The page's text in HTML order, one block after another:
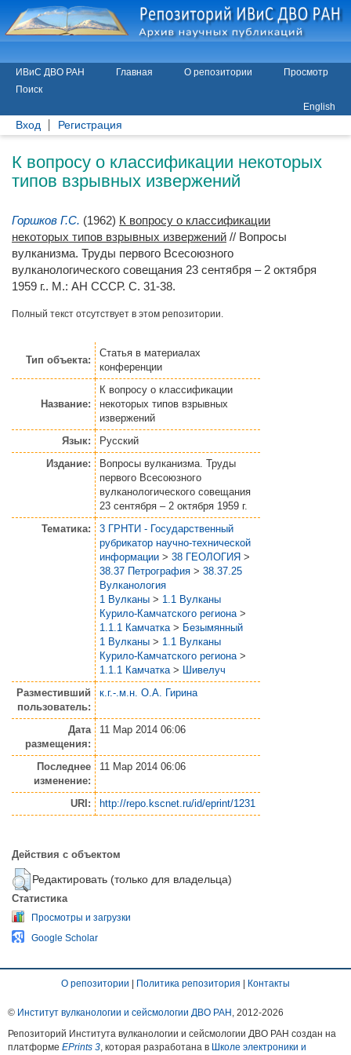
ИВиС ДВО РАН Главная О репозитории
Просмотр
Поиск
English
Вход Регистрация
К вопросу о классификации некоторых
типов взрывных извержений
Горшков Г.С. (1962) К вопросу о классификации
некоторых типов взрывных извержений // Вопросы
вулканизма. Труды первого Всесоюзного
вулканологического совещания 23 сентября – 2 октября
1959 г.. М.: АН СССР. С. 31-38.
Полный текст отсутствует в этом репозитории.
Тип объекта:
Статья в материалах
конференции
Название:
К вопросу о классификации
некоторых типов взрывных
извержений
Язык:
Русский
Издание:
Вопросы вулканизма. Труды
первого Всесоюзного
вулканологического совещания
23 сентября – 2 октября 1959 г.
Тематика:
3 ГРНТИ - Государственный
рубрикатор научно-технической
информации > 38 ГЕОЛОГИЯ >
38.37 Петрография > 38.37.25
Вулканология
1 Вулканы > 1.1 Вулканы
Курило-Камчатского региона >
1.1.1 Камчатка > Безымянный
1 Вулканы > 1.1 Вулканы
Курило-Камчатского региона >
1.1.1 Камчатка > Шивелуч
Разместивший
пользователь:
к.г.-.м.н. О.А. Гирина
Дата
размещения:
11 Мар 2014 06:06
Последнее
изменение:
11 Мар 2014 06:06
URI: http://repo.kscnet.ru/id/eprint/1231
Действия с объектом
Редактировать (только для владельца)
Статистика
Просмотры и загрузки
Google Scholar
О репозитории | Политика репозитория | Контакты
© Институт вулканологии и сейсмологии ДВО РАН , 2012-2026
Репозиторий Института вулканологии и сейсмологии ДВО РАН создан на
платформе EPrints 3 , которая разработана в Школе электроники и